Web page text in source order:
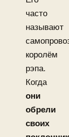
часто
называют
королём
рэпа.
Когда
они
обрели
своих